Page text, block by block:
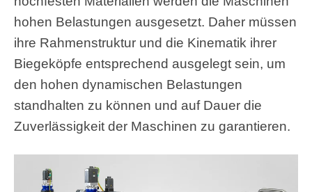
hohen Belastungen ausgesetzt. Daher müssen
ihre Rahmenstruktur und die Kinematik ihrer
Biegeköpfe entsprechend ausgelegt sein, um
den hohen dynamischen Belastungen
standhalten zu können und auf Dauer die
Zuverlässigkeit der Maschinen zu garantieren.